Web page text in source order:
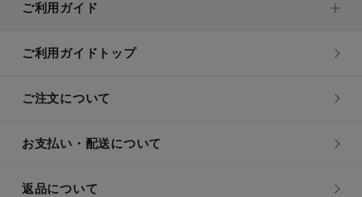
ご利用ガイド
ご利用ガイドトップ
ご注文について
お支払い・配送について
返品について